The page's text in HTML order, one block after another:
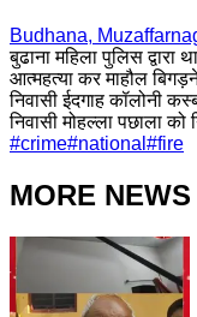
Budhana,
बुढाना महिला पुलिस
आत्महत्या कर माहौल
निवासी ईदगाह कॉलोनी
निवासी मोहल्ला पछाला
#crime#national #fire
MORE NEWS